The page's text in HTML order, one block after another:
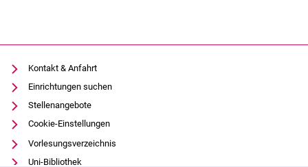
Kontakt & Anfahrt
Einrichtungen suchen
Stellenangebote
Cookie-Einstellungen
Vorlesungsverzeichnis
Uni-Bibliothek